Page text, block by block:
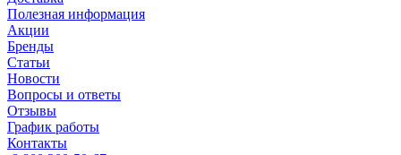
Полезная информация
Акции
Бренды
Статьи
Новости
Вопросы и ответы
Отзывы
График работы
Контакты